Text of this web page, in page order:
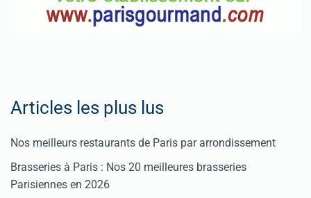
Articles les plus lus
Nos meilleurs restaurants de Paris par arrondissement
Brasseries à Paris : Nos 20 meilleures brasseries
Parisiennes en 2026